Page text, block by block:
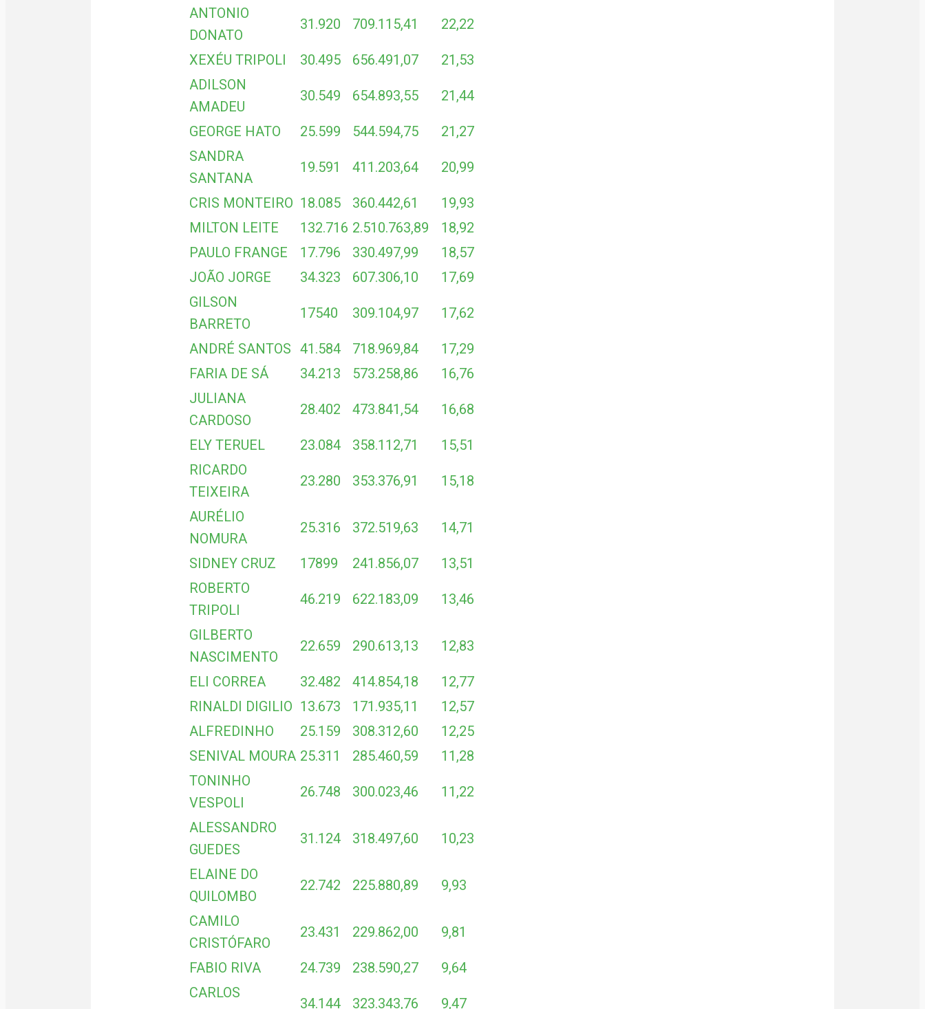
ANTONIO
DONATO
31.920 709.115,41 22,22
XEXÉU TRIPOLI 30.495 656.491,07
21,53
ADILSON
AMADEU
30.549 654.893,55 21,44
GEORGE HATO 25.599 544.594,75
21,27
SANDRA
SANTANA
19.591 411.203,64 20,99
CRIS MONTEIRO 18.085 360.442,61
19,93
MILTON LEITE
132.716 2.510.763,89
18,92
PAULO FRANGE
17.796 330.497,99
18,57
JOÃO JORGE
34.323 607.306,10
17,69
GILSON
BARRETO
17540 309.104,97 17,62
ANDRÉ SANTOS 41.584 718.969,84
17,29
FARIA DE SÁ
34.213 573.258,86
16,76
JULIANA
CARDOSO
28.402 473.841,54 16,68
ELY TERUEL 23.084 358.112,71
15,51
RICARDO
TEIXEIRA
23.280 353.376,91 15,18
AURÉLIO
NOMURA
25.316 372.519,63 14,71
SIDNEY CRUZ 17899 241.856,07
13,51
ROBERTO
TRIPOLI
46.219 622.183,09 13,46
GILBERTO
NASCIMENTO
22.659 290.613,13 12,83
ELI CORREA 32.482 414.854,18
12,77
RINALDI DIGILIO 13.673 171.935,11
12,57
ALFREDINHO
25.159 308.312,60
12,25
SENIVAL MOURA 25.311 285.460,59
11,28
TONINHO
VESPOLI
26.748 300.023,46 11,22
ALESSANDRO
GUEDES
31.124 318.497,60 10,23
ELAINE DO
QUILOMBO
22.742 225.880,89 9,93
CAMILO
CRISTÓFARO
23.431 229.862,00 9,81
FABIO RIVA 24.739 238.590,27
9,64
CARLOS
34.144 323.343,76 9,47